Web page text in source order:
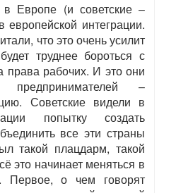
Европе (и советские –
европейской интеграции.
что это очень усилит
труднее бороться с
права рабочих. И это они
предпринимателей –
Советские видели в
попытку создать
все эти страны
такой плацдарм, такой
это начинает меняться в
Первое, о чем говорят